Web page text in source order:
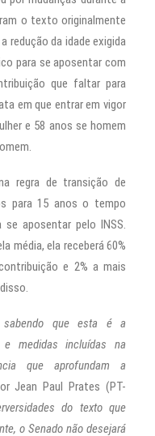
o texto originalmente
redução da idade exigida
para se aposentar com
que faltar para
em que entrar em vigor
e 58 anos se homem
regra de transição de
para 15 anos o tempo
aposentar pelo INSS.
média, ela receberá 60%
e 2% a mais
sabendo que esta é a
e medidas incluídas na
que aprofundam a
Jean Paul Prates (PT-
do texto que
o Senado não desejará